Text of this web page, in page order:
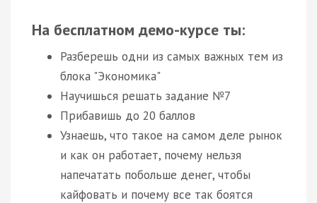
На бесплатном демо-курсе ты:
Разберешь одни из самых важных тем из
блока "Экономика"
Научишься решать задание №7
Прибавишь до 20 баллов
Узнаешь, что такое на самом деле рынок
и как он работает, почему нельзя
напечатать побольше денег, чтобы
кайфовать и почему все так боятся